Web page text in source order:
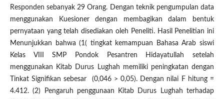
Responden sebanyak 29 Orang. Dengan teknik pengumpulan data
menggunakan Kuesioner dengan membagikan dalam bentuk
pernyataan yang telah disediakan oleh Peneliti. Hasil Penelitian ini
Menunjukkan bahwa (1( tingkat kemampuan Bahasa Arab siswi
Kelas VIII SMP Pondok Pesantren Hidayatullah setelah
menggunakan Kitab Durus Lughah memiliki peningkatan dengan
Tinkat Signifikan sebesar (0,046 > 0,05). Dengan nilai F hitung =
4.412. (2) Pengaruh penggunaan Kitab Durus Lughah terhadap